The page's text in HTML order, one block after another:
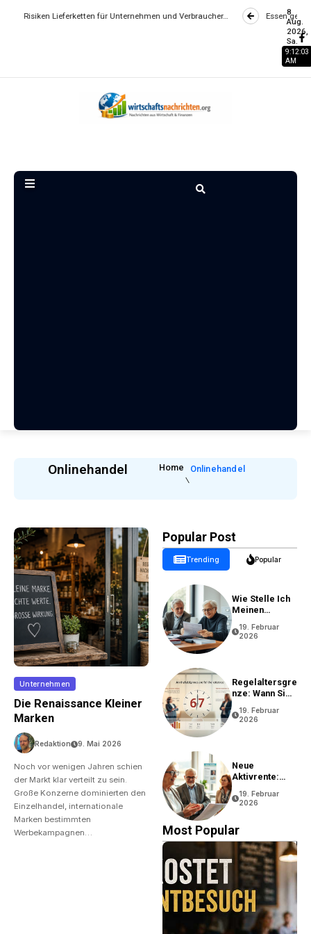
für Unternehmen und Verbraucher… Essen gehen wird zum
8
Aug.
2026,
Sa.
9:12:04
AM
Onlinehandel Home Onlinehandel
Unternehmen
Die Renaissance Kleiner
Marken
Redaktion 9. Mai 2026
Noch vor wenigen Jahren schien
der Markt klar verteilt zu sein.
Große Konzerne dominierten den
Einzelhandel, internationale
Marken bestimmten
Werbekampagnen…
Popular Post
Trending Popular
Wie Stelle Ich
Meinen
19. Februar
2026
Regelaltersgre
Nze: Wann Sie
Können
19. Februar
2026
Neue
Aktivrente:
Bedingungen
19. Februar
2026
Most Popular